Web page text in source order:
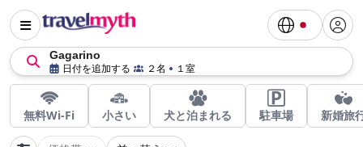
Gagarino
日付を追加する ２名 １室
無料Wi-Fi 小さい 犬と泊まれる 駐車場 新婚旅